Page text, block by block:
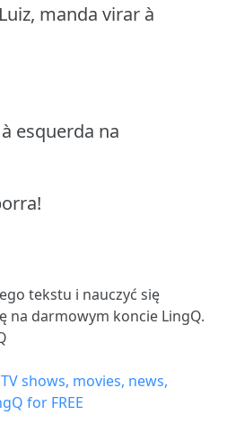
manda virar à
esquerda na
tekstu i nauczyć się
na darmowym koncie LingQ.